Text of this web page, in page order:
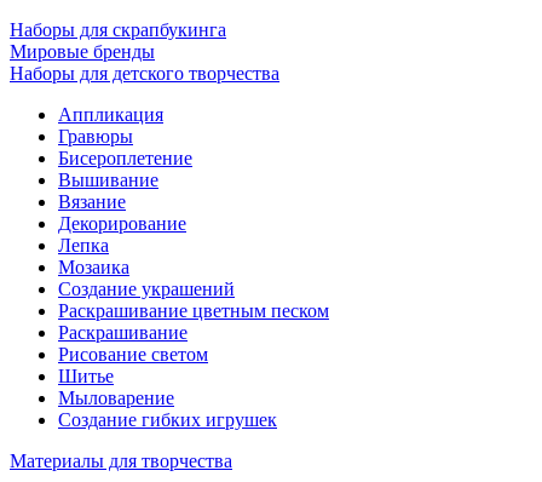
Наборы для скрапбукинга
Мировые бренды
Наборы для детского творчества
Аппликация
Гравюры
Бисероплетение
Вышивание
Вязание
Декорирование
Лепка
Мозаика
Создание украшений
Раскрашивание цветным песком
Раскрашивание
Рисование светом
Шитье
Мыловарение
Создание гибких игрушек
Материалы для творчества